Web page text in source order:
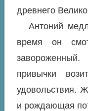
древнего
Антоний
время он
привычки
удовольствия.
и рождающая